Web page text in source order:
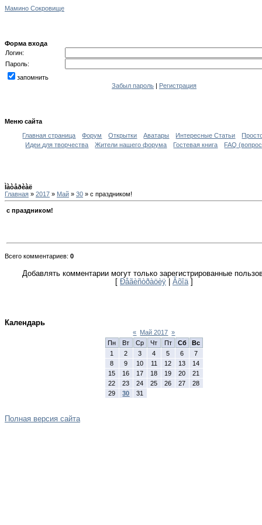
Мамино Сокровище
Форма входа
Логин:
Пароль:
запомнить
Забыл пароль | Регистрация
Меню сайта
Главная страница
Форум Открытки Аватары Интересные Статьи
Идеи для творчества
Жители нашего форума Гостевая книга FAQ
Ìàòåðèàë
Главная » 2017 » Май » 30 » с праздником!
с праздником!
Всего комментариев: 0
Добавлять комментарии могут только зарегистрированные
[ Ðåãèñòðàöèÿ Âõîä ]
Календарь
« Май 2017 »
Пн
Вт Ср Чт Пт Сб
Вс
1
2 3 4 5 6
7
8
9 10 11 12 13
14
15
16 17 18 19 20
21
22
23 24 25 26 27
28
29
30 31
Полная версия сайта